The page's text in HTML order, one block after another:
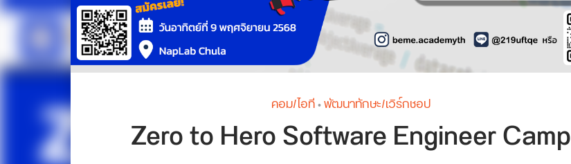
คอม/ไอที•พัฒนาทักษะ/เวิร์กชอป
Zero to Hero Software Engineer Camp